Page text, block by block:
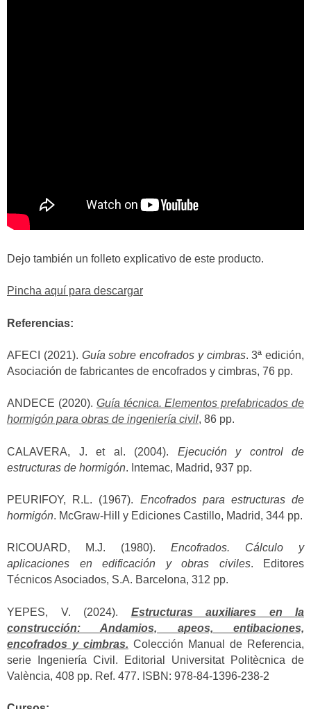
Dejo también un folleto explicativo de este producto.
Pincha aquí para descargar
Referencias:
AFECI (2021). Guía sobre encofrados y cimbras. 3ª edición,
Asociación de fabricantes de encofrados y cimbras, 76 pp.
ANDECE (2020). Guía técnica. Elementos prefabricados de
hormigón para obras de ingeniería civil, 86 pp.
CALAVERA, J. et al. (2004). Ejecución y control de
estructuras de hormigón. Intemac, Madrid, 937 pp.
PEURIFOY, R.L. (1967). Encofrados para estructuras de
hormigón. McGraw-Hill y Ediciones Castillo, Madrid, 344 pp.
RICOUARD, M.J. (1980). Encofrados. Cálculo y
aplicaciones en edificación y obras civiles. Editores
Técnicos Asociados, S.A. Barcelona, 312 pp.
YEPES, V. (2024). Estructuras auxiliares en la
construcción: Andamios, apeos, entibaciones,
encofrados y cimbras. Colección Manual de Referencia,
serie Ingeniería Civil. Editorial Universitat Politècnica de
València, 408 pp. Ref. 477. ISBN: 978-84-1396-238-2